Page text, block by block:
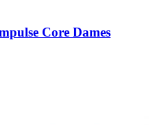
Core Dames